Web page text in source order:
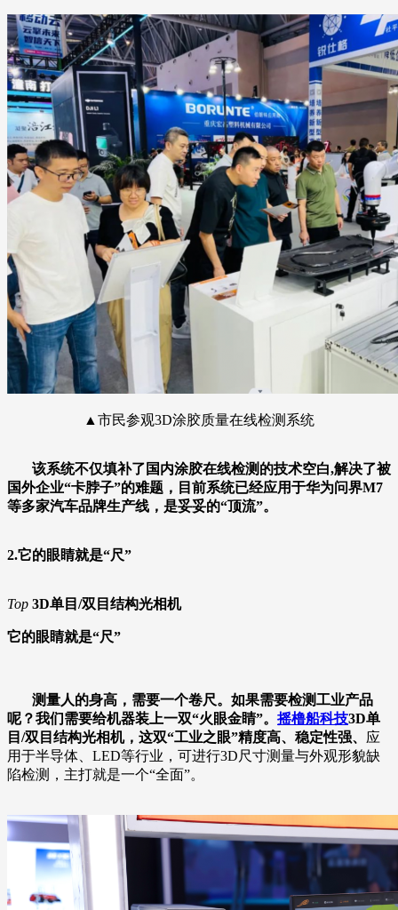
▲市民参观3D涂胶质量在线检测系统
该系统不仅填补了国内涂胶在线检测的技术空白,解决了被
国外企业“卡脖子”的难题，目前系统已经应用于华为问界M7
等多家汽车品牌生产线，是妥妥的“顶流”。
2.它的眼睛就是“尺”
Top 3D单目/双目结构光相机
它的眼睛就是“尺”
测量人的身高，需要一个卷尺。 如果需要检测工业产品
呢？我们需要给机器装上一双“火眼金睛”。 摇橹船科技3D单
目/双目结构光相机， 这双“工业之眼”精度高、稳定性强、 应
用于半导体、LED等行业，可进行3D尺寸测量与外观形貌缺
陷检测，主打就是一个“全面”。